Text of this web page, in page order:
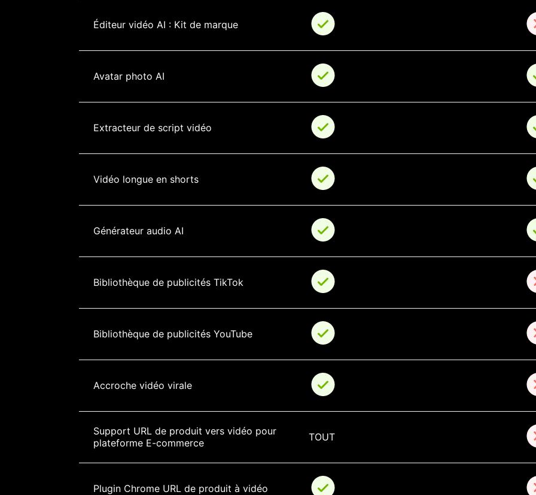
Éditeur vidéo AI : Kit de marque
Avatar photo AI
Extracteur de script vidéo
Vidéo longue en shorts
Générateur audio AI
Bibliothèque de publicités TikTok
Bibliothèque de publicités YouTube
Accroche vidéo virale
Support URL de produit vers vidéo pour
plateforme E-commerce
TOUT
Plugin Chrome URL de produit à vidéo